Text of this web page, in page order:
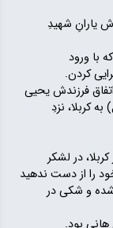
یارانِ شهیدِ
با ورود
کردن.
فرزندش یحیی
کربلا، نزدِ
در لشکر
را از دست ندهید
و شکی در
بود.